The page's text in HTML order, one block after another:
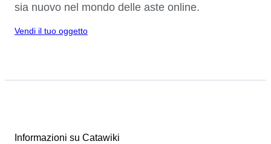
sia nuovo nel mondo delle aste online.
Vendi il tuo oggetto
Informazioni su Catawiki